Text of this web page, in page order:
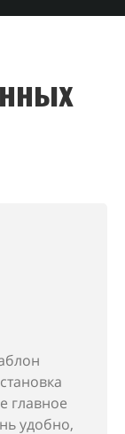
главное
удобно,